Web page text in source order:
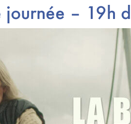
journée – 19h